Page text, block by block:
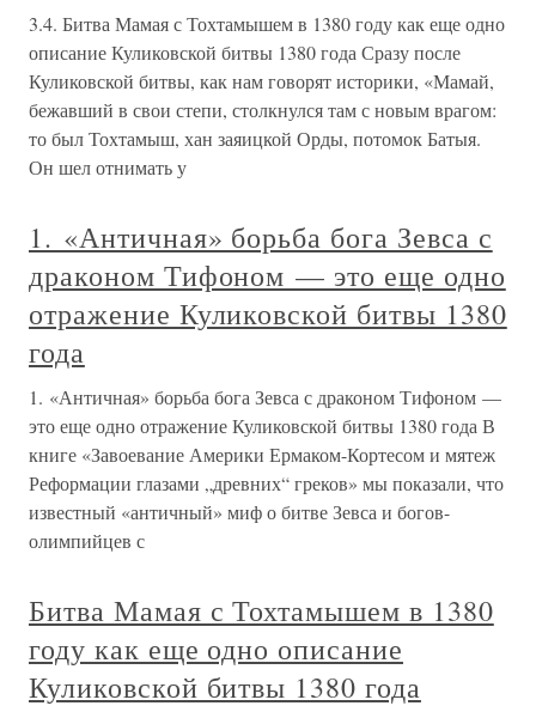
3.4. Битва Мамая с Тохтамышем в 1380 году как еще одно
описание Куликовской битвы 1380 года Сразу после
Куликовской битвы, как нам говорят историки, «Мамай,
бежавший в свои степи, столкнулся там с новым врагом:
то был Тохтамыш, хан заяицкой Орды, потомок Батыя.
Он шел отнимать у
1. «Античная» борьба бога Зевса с
драконом Тифоном — это еще одно
отражение Куликовской битвы 1380
года
1. «Античная» борьба бога Зевса с драконом Тифоном —
это еще одно отражение Куликовской битвы 1380 года В
книге «Завоевание Америки Ермаком-Кортесом и мятеж
Реформации глазами „древних“ греков» мы показали, что
известный «античный» миф о битве Зевса и богов-
олимпийцев с
Битва Мамая с Тохтамышем в 1380
году как еще одно описание
Куликовской битвы 1380 года